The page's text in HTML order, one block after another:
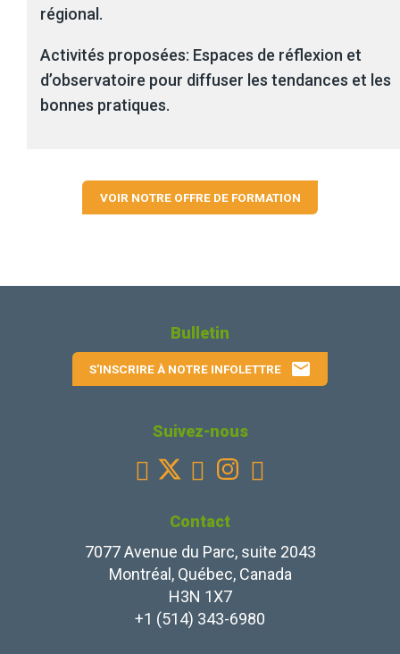
régional.
Activités proposées: Espaces de réflexion et
d’observatoire pour diffuser les tendances et les
bonnes pratiques.
VOIR NOTRE OFFRE DE FORMATION
Bulletin
S'INSCRIRE À NOTRE INFOLETTRE email
Suivez-nous
 Facebook
 YoutubeInstagram

Contact
7077 Avenue du Parc, suite 2043
Montréal, Québec, Canada
H3N 1X7
+1 (514) 343-6980